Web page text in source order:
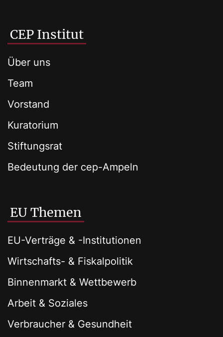
CEP Institut
Über uns
Team
Vorstand
Kuratorium
Stiftungsrat
Bedeutung der cep-Ampeln
EU Themen
EU-Verträge & -Institutionen
Wirtschafts- & Fiskalpolitik
Binnenmarkt & Wettbewerb
Arbeit & Soziales
Verbraucher & Gesundheit